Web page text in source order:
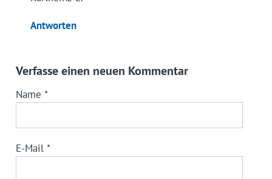
Antworten
Verfasse einen neuen Kommentar
Name *
E-Mail *